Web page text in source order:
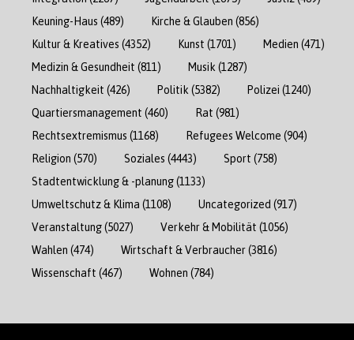
Keuning-Haus (489) Kirche & Glauben (856)
Kultur & Kreatives (4352) Kunst (1701) Medien (471)
Medizin & Gesundheit (811) Musik (1287)
Nachhaltigkeit (426) Politik (5382) Polizei (1240)
Quartiersmanagement (460) Rat (981)
Rechtsextremismus (1168) Refugees Welcome (904)
Religion (570) Soziales (4443) Sport (758)
Stadtentwicklung & -planung(1133)
Umweltschutz & Klima (1108) Uncategorized (917)
Veranstaltung(5027) Verkehr & Mobilität (1056)
Wahlen (474) Wirtschaft & Verbraucher(3816)
Wissenschaft (467) Wohnen (784)